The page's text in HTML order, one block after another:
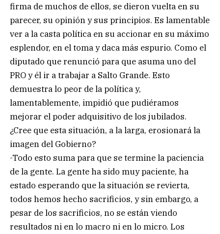
firma de muchos de ellos, se dieron vuelta en su
parecer, su opinión y sus principios. Es lamentable
ver a la casta política en su accionar en su máximo
esplendor, en el toma y daca más espurio. Como el
diputado que renunció para que asuma uno del
PRO y él ir a trabajar a Salto Grande. Esto
demuestra lo peor de la política y,
lamentablemente, impidió que pudiéramos
mejorar el poder adquisitivo de los jubilados.
¿Cree que esta situación, a la larga, erosionará la
imagen del Gobierno?
-Todo esto suma para que se termine la paciencia
de la gente. La gente ha sido muy paciente, ha
estado esperando que la situación se revierta,
todos hemos hecho sacrificios, y sin embargo, a
pesar de los sacrificios, no se están viendo
resultados ni en lo macro ni en lo micro. Los